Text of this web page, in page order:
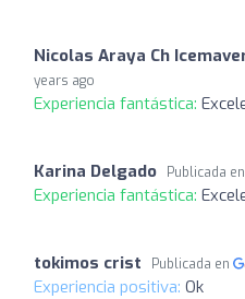
Nicolas Araya Ch
years ago
Experiencia fantástica:
Karina Delgado Publicada en
Experiencia fantástica:
tokimos crist Publicada en
Experiencia positiva: Ok